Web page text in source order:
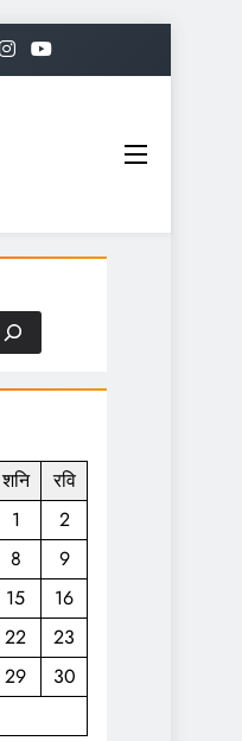
शनि
रवि
1
2
8
9
15
16
22
23
29
30